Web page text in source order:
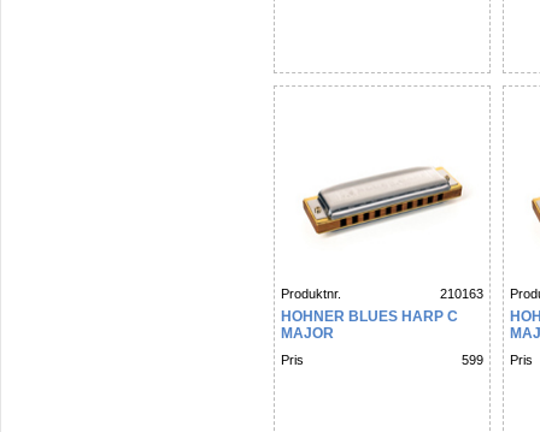
Produktnr. 210163
HOHNER BLUES HARP C
MAJOR
Pris 599 Pris